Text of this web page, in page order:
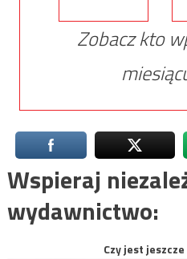
Zobacz kto
Wspieraj
wydawnictwo:
Czy jest